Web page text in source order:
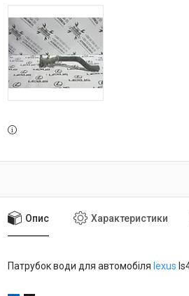
Опис Характеристики
Патрубок води для автомобіля lexus